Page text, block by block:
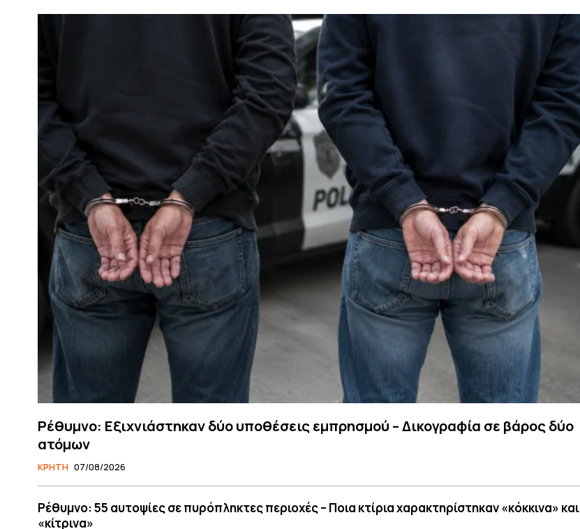
Ρέθυμνο: Εξιχνιάστηκαν δύο υποθέσεις εμπρησμού – Δικογραφία σε βάρος δύο
ατόμων
ΚΡΗΤΗ 07/08/2026
Ρέθυμνο: 55 αυτοψίες σε πυρόπληκτες περιοχές – Ποια κτίρια χαρακτηρίστηκαν «κόκκινα» και
«κίτρινα»